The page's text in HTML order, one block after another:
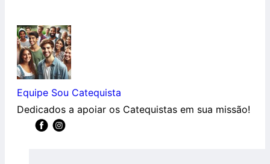
Equipe Sou Catequista
Dedicados a apoiar os Catequistas em sua missão!